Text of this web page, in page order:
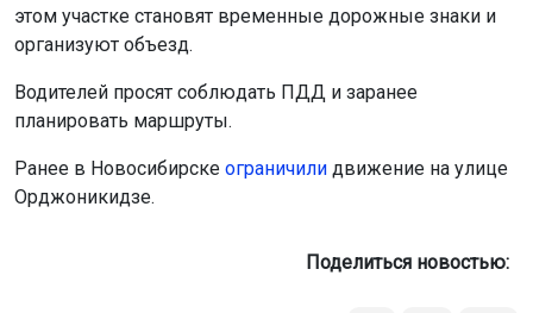
этом участке становят временные дорожные знаки и
организуют объезд.
Водителей просят соблюдать ПДД и заранее
планировать маршруты.
Ранее в Новосибирске ограничили движение на улице
Орджоникидзе.
Поделиться новостью: